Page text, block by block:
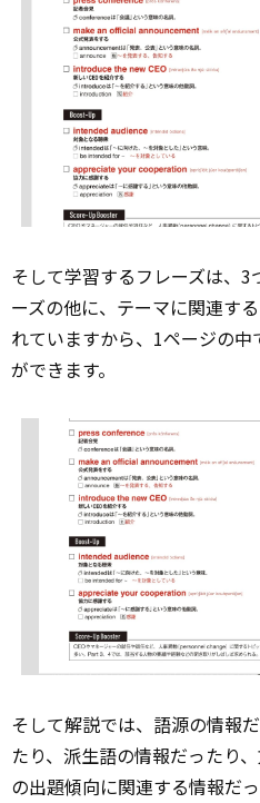
そして学習するフレーズは、
ーズの他に、テーマに関連す
れていますから、1ページの
ができます。
そして解説では、語源の情報
たり、派生語の情報だったり
の出題傾向に関連する情報だ